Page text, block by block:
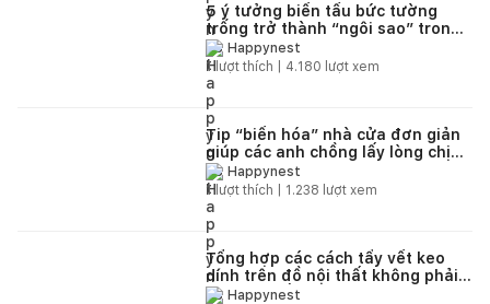
5 ý tưởng biến tấu bức tường
trống trở thành “ngôi sao” trong
căn nhà của bạn
Happynest
1lượt thích | 4.180 lượt xem
Tip “biến hóa” nhà cửa đơn giản
giúp các anh chồng lấy lòng chị
em phụ nữ
Happynest
1lượt thích | 1.238 lượt xem
Tổng hợp các cách tẩy vết keo
dính trên đồ nội thất không phải
ai cũng biết
Happynest